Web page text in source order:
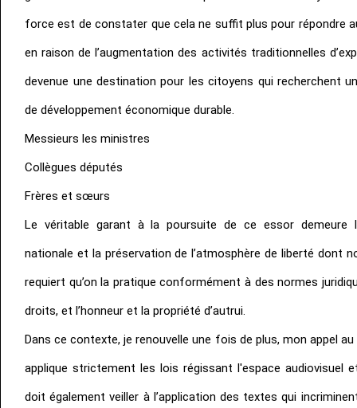
force est de constater que cela ne suffit plus pour répondre
en raison de l’augmentation des activités traditionnelles
devenue une destination pour les citoyens qui recherchent
de développement économique durable.
Messieurs les ministres
Collègues députés
Frères et sœurs
Le véritable garant à la poursuite de ce essor demeure
nationale et la préservation de l’atmosphère de liberté dont
requiert qu’on la pratique conformément à des normes
droits, et l’honneur et la propriété d’autrui.
Dans ce contexte, je renouvelle une fois de plus, mon appel
applique strictement les lois régissant l'espace audiovisuel
doit également veiller à l’application des textes qui